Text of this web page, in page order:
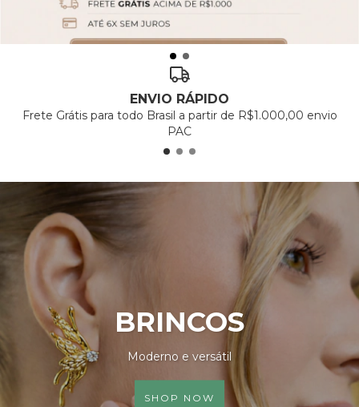
ENVIO RÁPIDO
Frete Grátis para todo Brasil a partir de R$1.000,00 envio
PAC
BRINCOS
Moderno e versátil
SHOP NOW